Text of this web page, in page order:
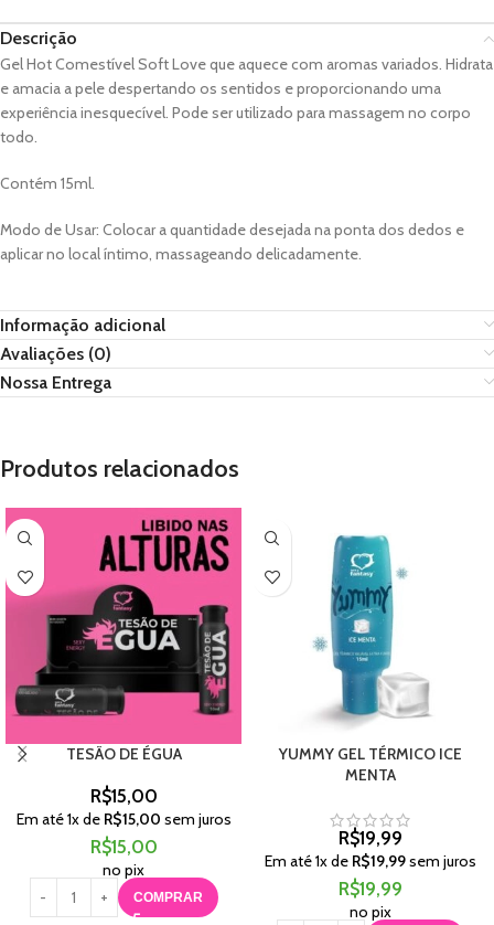
Descrição
Gel Hot Comestível Soft Love que aquece com aromas variados. Hidrata
e amacia a pele despertando os sentidos e proporcionando uma
experiência inesquecível. Pode ser utilizado para massagem no corpo
todo.
Contém 15ml.
Modo de Usar: Colocar a quantidade desejada na ponta dos dedos e
aplicar no local íntimo, massageando delicadamente.
Informação adicional
Avaliações (0)
Nossa Entrega
Produtos relacionados
TESÃO DE ÉGUA
R$15,00
Em até1x de R$15,00 sem juros
R$15,00
no pix
COMPRAR
YUMMY GEL TÉRMICO ICE
MENTA
R$19,99
Em até1x de R$19,99sem juros
R$19,99
no pix